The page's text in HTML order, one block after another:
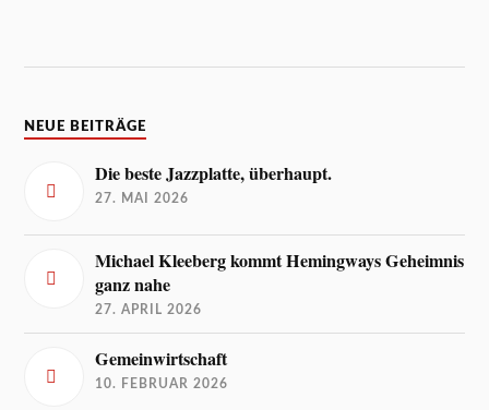
NEUE BEITRÄGE
Die beste Jazzplatte, überhaupt.
27. MAI 2026
Michael Kleeberg kommt Hemingways Geheimnis
ganz nahe
27. APRIL 2026
Gemeinwirtschaft
10. FEBRUAR 2026